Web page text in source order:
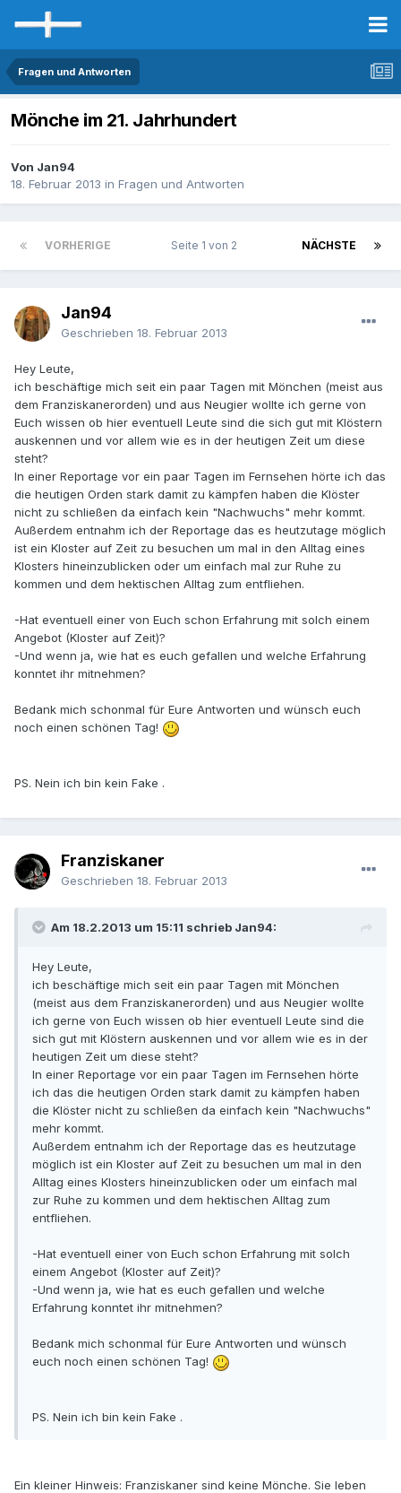
Fragen und Antworten
Mönche im 21. Jahrhundert
Von Jan94
18. Februar 2013 in Fragen und Antworten
VORHERIGE NÄCHSTE
Seite 1 von 2
Jan94
Geschrieben 18. Februar 2013
Hey Leute,
ich beschäftige mich seit ein paar Tagen mit Mönchen (meist aus
dem Franziskanerorden) und aus Neugier wollte ich gerne von
Euch wissen ob hier eventuell Leute sind die sich gut mit Klöstern
auskennen und vor allem wie es in der heutigen Zeit um diese
steht?
In einer Reportage vor ein paar Tagen im Fernsehen hörte ich das
die heutigen Orden stark damit zu kämpfen haben die Klöster
nicht zu schließen da einfach kein "Nachwuchs" mehr kommt.
Außerdem entnahm ich der Reportage das es heutzutage möglich
ist ein Kloster auf Zeit zu besuchen um mal in den Alltag eines
Klosters hineinzublicken oder um einfach mal zur Ruhe zu
kommen und dem hektischen Alltag zum entfliehen.
-Hat eventuell einer von Euch schon Erfahrung mit solch einem
Angebot (Kloster auf Zeit)?
-Und wenn ja, wie hat es euch gefallen und welche Erfahrung
konntet ihr mitnehmen?
Bedank mich schonmal für Eure Antworten und wünsch euch
noch einen schönen Tag!
PS. Nein ich bin kein Fake .
Franziskaner
Geschrieben 18. Februar 2013
Am 18.2.2013 um 15:11 schrieb Jan94:
Hey Leute,
ich beschäftige mich seit ein paar Tagen mit Mönchen
(meist aus dem Franziskanerorden) und aus Neugier wollte
ich gerne von Euch wissen ob hier eventuell Leute sind die
sich gut mit Klöstern auskennen und vor allem wie es in der
heutigen Zeit um diese steht?
In einer Reportage vor ein paar Tagen im Fernsehen hörte
ich das die heutigen Orden stark damit zu kämpfen haben
die Klöster nicht zu schließen da einfach kein "Nachwuchs"
mehr kommt.
Außerdem entnahm ich der Reportage das es heutzutage
möglich ist ein Kloster auf Zeit zu besuchen um mal in den
Alltag eines Klosters hineinzublicken oder um einfach mal
zur Ruhe zu kommen und dem hektischen Alltag zum
entfliehen.
-Hat eventuell einer von Euch schon Erfahrung mit solch
einem Angebot (Kloster auf Zeit)?
-Und wenn ja, wie hat es euch gefallen und welche
Erfahrung konntet ihr mitnehmen?
Bedank mich schonmal für Eure Antworten und wünsch
euch noch einen schönen Tag!
PS. Nein ich bin kein Fake .
Ein kleiner Hinweis: Franziskaner sind keine Mönche. Sie leben